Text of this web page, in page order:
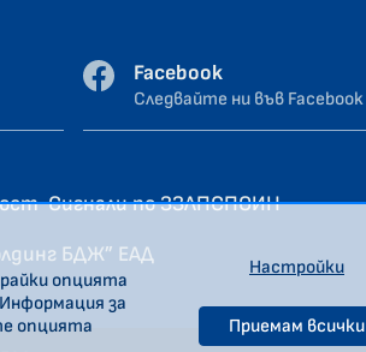
Facebook
Следвайте ни във Facebook
Сигнали по ЗЗЛПСПОИН
БДЖ” ЕАД
опцията
за
опцията
Настройки
Приемам всички